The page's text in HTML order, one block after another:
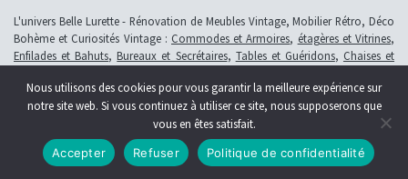
L'univers Belle Lurette - Rénovation de Meubles Vintage, Mobilier Rétro, Déco
Bohème et Curiosités Vintage : Commodes et Armoires, étagères et Vitrines,
Enfilades et Bahuts,Bureaux et Secrétaires, Tables et Guéridons, Chaises et
© 2013 - 2026 L'atelier Belle Lurette - Rénovation de meubles vintage, en
Alsace à Colmar -Révoquer le consentement
Création :Symbioseo
Nous utilisons des cookies pour vous garantir la meilleure expérience sur
notre site web. Si vous continuez à utiliser ce site, nous supposerons que
vous en êtes satisfait.
Accepter Refuser Politique de confidentialité